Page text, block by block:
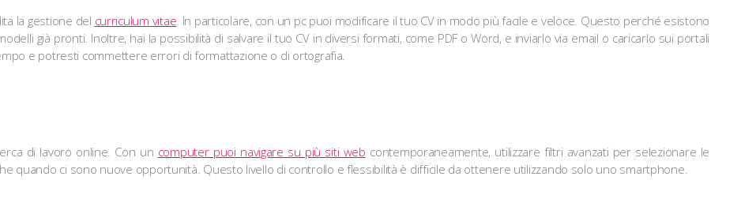
la gestione del curriculum vitae. In particolare, con un pc puoi modificare il tuo CV in modo più facile e veloce. Questo perché esistono
già pronti. Inoltre, hai la possibilità di salvare il tuo CV in diversi formati, come PDF o Word, e inviarlo via email o caricarlo sui portali
e potresti commettere errori di formattazione o di ortografia.
di lavoro online. Con un computer puoi navigare su più siti web contemporaneamente, utilizzare filtri avanzati per selezionare le
quando ci sono nuove opportunità. Questo livello di controllo e flessibilità è difficile da ottenere utilizzando solo uno smartphone.